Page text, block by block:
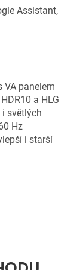
Assistant,
VA panelem
a HLG
světlých
Hz
i starší